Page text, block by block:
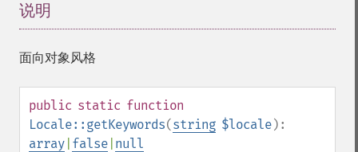
说明
面向对象风格
public static function
Locale::getKeywords(string $locale):
array false null